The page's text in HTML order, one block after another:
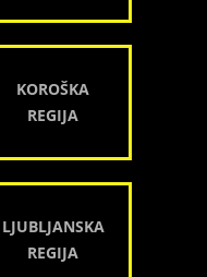
KOROŠKA
REGIJA
LJUBLJANSKA
REGIJA